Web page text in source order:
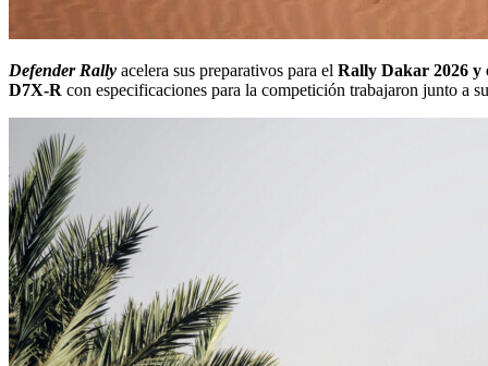
Defender Rally acelera sus preparativos para el Rally Dakar 2026 y
D7X-R con especificaciones para la competición trabajaron junto a